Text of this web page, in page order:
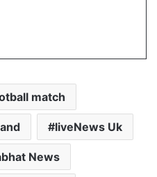
match
liveNews Uk
News